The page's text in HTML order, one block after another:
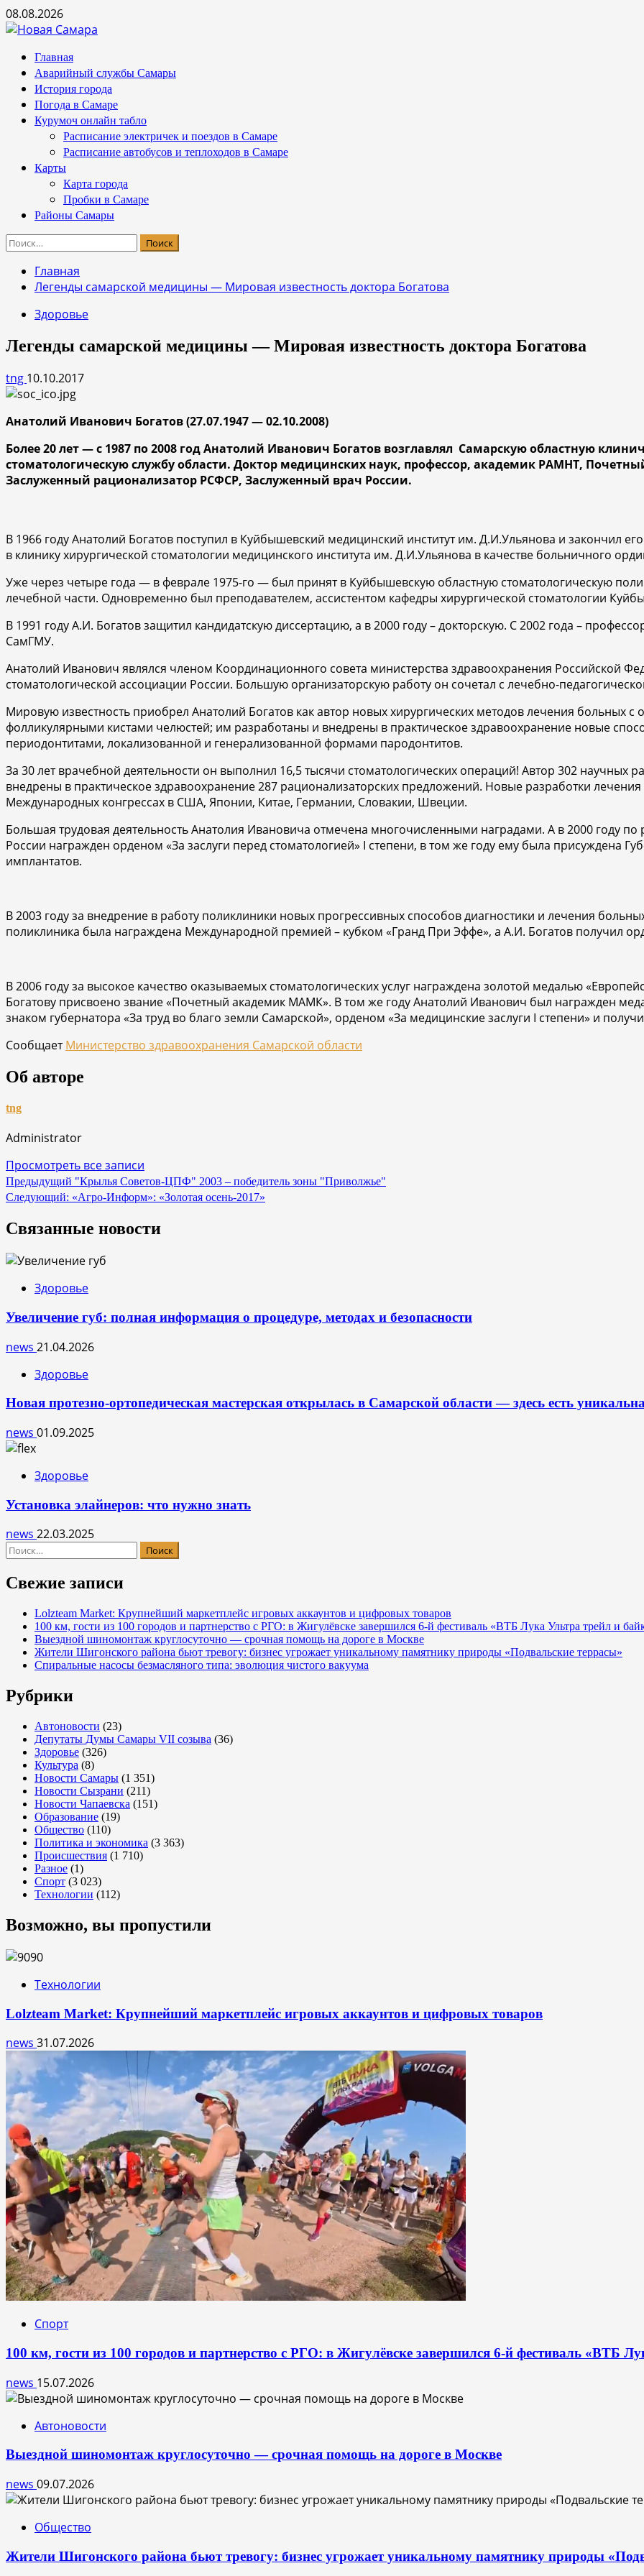
Перейти
к
08.08.2026
Основное
меню
Главная
Аварийный службы Самары
История города
Погода в Самаре
Курумоч онлайн табло
Расписание электричек и поездов в Самаре
Расписание автобусов и теплоходов в Самаре
Карты
Карта города
Пробки в Самаре
Районы Самары
Найти:
Главная
Легенды самарской медицины — Мировая известность доктора Богатова
Здоровье
Легенды самарской медицины — Мировая известность доктора Богатова
tng 10.10.2017
Анатолий Иванович Богатов (27.07.1947 — 02.10.2008)
Более 20 лет — с 1987 по 2008 год Анатолий Иванович Богатов возглавлял Самарскую областную
стоматологическую службу области. Доктор медицинских наук, профессор, академик РАМНТ,
Заслуженный рационализатор РСФСР, Заслуженный врач России.
В 1966 году Анатолий Богатов поступил в Куйбышевский медицинский институт им. Д.И.Ульянова и закончил
в клинику хирургической стоматологии медицинского института им. Д.И.Ульянова в качестве больничного
Уже через четыре года — в феврале 1975-го — был принят в Куйбышевскую областную стоматологическую
лечебной части. Одновременно был преподавателем, ассистентом кафедры хирургической стоматологии
В 1991 году А.И. Богатов защитил кандидатскую диссертацию, а в 2000 году – докторскую. С 2002 года –
СамГМУ.
Анатолий Иванович являлся членом Координационного совета министерства здравоохранения Российской
стоматологической ассоциации России. Большую организаторскую работу он сочетал с лечебно-
Мировую известность приобрел Анатолий Богатов как автор новых хирургических методов лечения больных
фолликулярными кистами челюстей; им разработаны и внедрены в практическое здравоохранение новые
периодонтитами, локализованной и генерализованной формами пародонтитов.
За 30 лет врачебной деятельности он выполнил 16,5 тысячи стоматологических операций! Автор 302 научных
внедрены в практическое здравоохранение 287 рационализаторских предложений. Новые разработки
Международных конгрессах в США, Японии, Китае, Германии, Словакии, Швеции.
Большая трудовая деятельность Анатолия Ивановича отмечена многочисленными наградами. А в 2000 году
России награжден орденом «За заслуги перед стоматологией» I степени, в том же году ему была присуждена
имплантатов.
В 2003 году за внедрение в работу поликлиники новых прогрессивных способов диагностики и лечения
поликлиника была награждена Международной премией – кубком «Гранд При Эффе», а А.И. Богатов получил
В 2006 году за высокое качество оказываемых стоматологических услуг награждена золотой медалью
Богатову присвоено звание «Почетный академик МАМК». В том же году Анатолий Иванович был награжден
знаком губернатора «За труд во благо земли Самарской», орденом «За медицинские заслуги I степени» и
СообщаетМинистерство здравоохранения Самарской области
Об авторе
tng
Administrator
Просмотреть все записи
Навигация
по
записям
Предыдущий "Крылья Советов-ЦПФ" 2003 – победитель зоны "Приволжье"
Следующий: «Агро-Информ»: «Золотая осень-2017»
Связанные новости
Здоровье
Увеличение губ: полная информация о процедуре, методах и безопасности
news 21.04.2026
Здоровье
Новая протезно-ортопедическая мастерская открылась в Самарской области — здесь есть
news 01.09.2025
Здоровье
Установка элайнеров: что нужно знать
news 22.03.2025
Найти:
Свежие записи
Lolzteam Market: Крупнейший маркетплейс игровых аккаунтов и цифровых товаров
100 км, гости из 100 городов и партнерство с РГО: в Жигулёвске завершился 6-й фестиваль «ВТБ Лука Ультра трейл и
Выездной шиномонтаж круглосуточно — срочная помощь на дороге в Москве
Жители Шигонского района бьют тревогу: бизнес угрожает уникальному памятнику природы «Подвальские террасы»
Спиральные насосы безмасляного типа: эволюция чистого вакуума
Рубрики
Автоновости (23)
Депутаты Думы Самары VII созыва (36)
Здоровье (326)
Культура (8)
Новости Самары (1 351)
Новости Сызрани (211)
Новости Чапаевска (151)
Образование (19)
Общество (110)
Политика и экономика (3 363)
Происшествия (1 710)
Разное (1)
Спорт (3 023)
Технологии (112)
Возможно, вы пропустили
Технологии
Lolzteam Market: Крупнейший маркетплейс игровых аккаунтов и цифровых товаров
news 31.07.2026
Спорт
100 км, гости из 100 городов и партнерство с РГО: в Жигулёвске завершился 6-й фестиваль «ВТБ
news 15.07.2026
Автоновости
Выездной шиномонтаж круглосуточно — срочная помощь на дороге в Москве
news 09.07.2026
Общество
Жители Шигонского района бьют тревогу: бизнес угрожает уникальному памятнику природы